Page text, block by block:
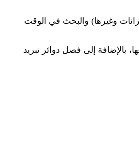
وغيرها) والبحث في الوقت
بالإضافة إلى فصل دوائر تبريد